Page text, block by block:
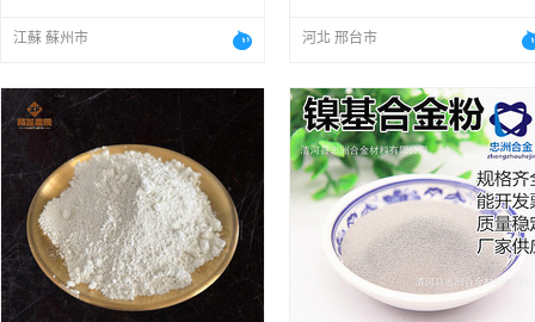
江蘇 蘇州市 河北 邢台市